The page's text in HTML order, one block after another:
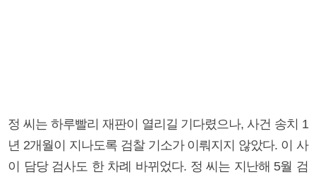
정 씨는 하루빨리 재판이 열리길 기다렸으나, 사건 송치 1
년 2개월이 지나도록 검찰 기소가 이뤄지지 않았다. 이 사
이 담당 검사도 한 차례 바뀌었다. 정 씨는 지난해 5월 검